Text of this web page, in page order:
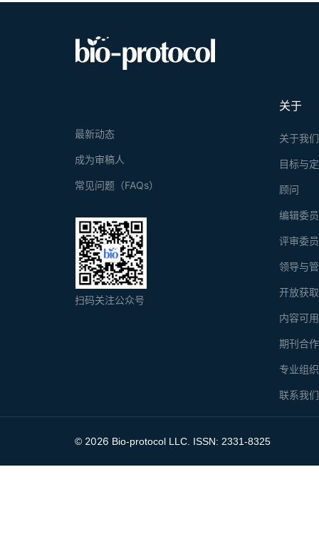
关于
关于我们
目标与
顾问
编辑委
评审委
领导与
开放获
内容可
期刊合
专业组
联系我们
最新动态
成为审稿人
常见问题（FAQs）
扫码关注公众号
© 2026 Bio-protocol LLC. ISSN: 2331-8325